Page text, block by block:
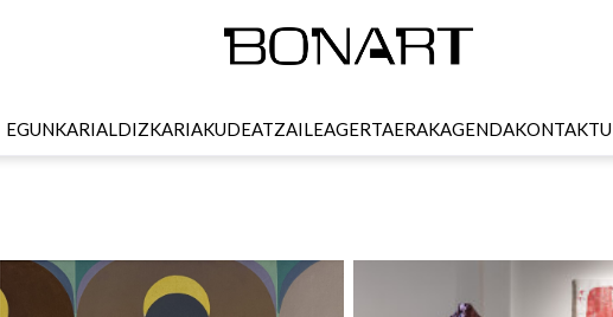
EGUNKARIALDIZKARIAKUDEATZAILEAGERTAERAKAGENDAKONTAKTU